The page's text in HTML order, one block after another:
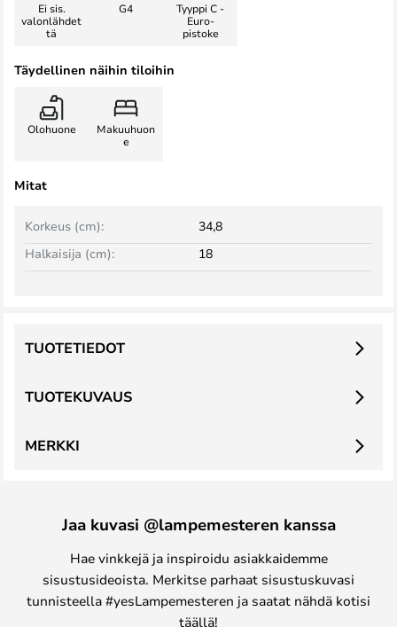
Ei sis.
valonlähdet
tä
G4
Tyyppi C -
Euro-
pistoke
Täydellinen näihin tiloihin
Olohuone
Makuuhuon
e
Mitat
Korkeus (cm):
34,8
Halkaisija (cm):
18
TUOTEKUVAUS
TUOTETIEDOT
MERKKI
Jaa kuvasi @lampemesteren kanssa
Hae vinkkejä ja inspiroidu asiakkaidemme
sisustusideoista. Merkitse parhaat sisustuskuvasi
tunnisteella #yesLampemesteren ja saatat nähdä kotisi
täällä!